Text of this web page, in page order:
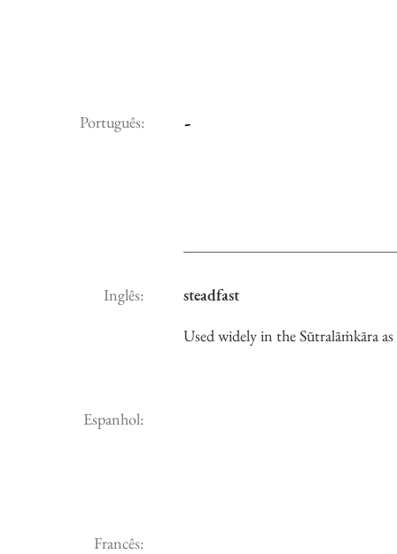
Português: -
Inglês:
steadfast
Used widely in the Sūtralāṁkāra
Espanhol:
Francês: